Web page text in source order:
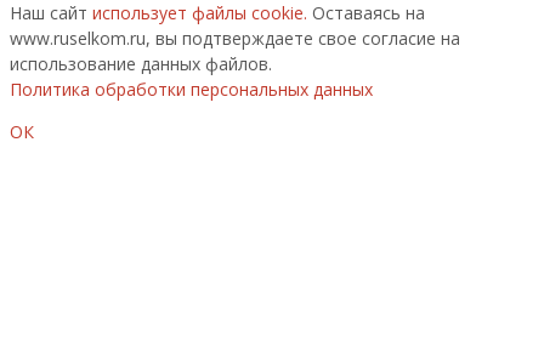
Наш сайт использует файлы cookie. Оставаясь на
www.ruselkom.ru, вы подтверждаете свое согласие на
использование данных файлов.
Политика обработки персональных данных
ОК